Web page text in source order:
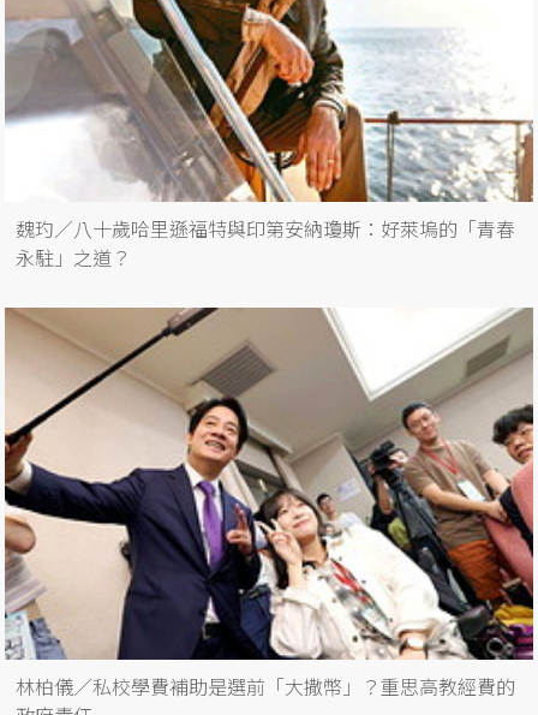
魏玓／八十歲哈里遜福特與印第安納瓊斯：好萊塢的「青春
永駐」之道？
林柏儀／私校學費補助是選前「大撒幣」？重思高教經費的